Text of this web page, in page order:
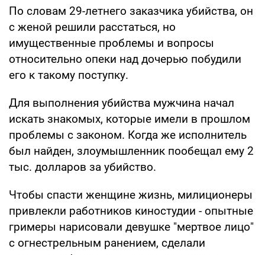
По словам 29-летнего заказчика убийства, он
с женой решили расстаться, но
имущественные проблемы и вопросы
относительно опеки над дочерью побудили
его к такому поступку.
Для выполнения убийства мужчина начал
искать знакомых, которые имели в прошлом
проблемы с законом. Когда же исполнитель
был найден, злоумышленник пообещал ему 2
тыс. долларов за убийство.
Чтобы спасти женщине жизнь, милиционеры
привлекли работников киностудии - опытные
гримеры нарисовали девушке "мертвое лицо"
с огнестрельным ранением, сделали